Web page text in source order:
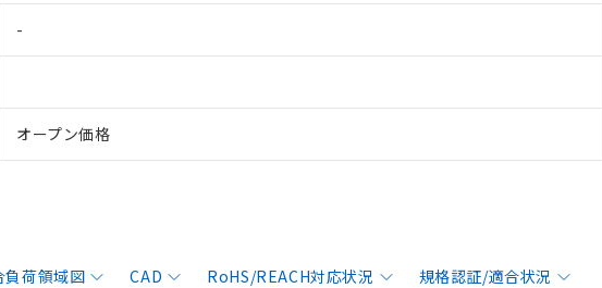
-
オープン価格
負荷領域図 CAD RoHS/REACH対応状況 規格認証/適合状況